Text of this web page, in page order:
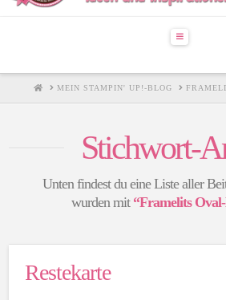
Navigation
HOMEMEIN STAMPIN' UP!-BLOG
Stichwort-
Unten findest du eine Liste aller
wurden mit “Framelits
Restekarte